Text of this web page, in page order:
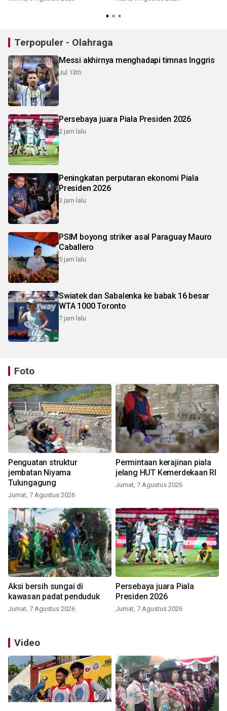
Terpopuler - Olahraga
Messi akhirnya menghadapi timnas Inggris
Jul 13th
Persebaya juara Piala Presiden 2026
2 jam lalu
Peningkatan perputaran ekonomi Piala
Presiden 2026
3 jam lalu
PSIM boyong striker asal Paraguay Mauro
Caballero
5 jam lalu
Swiatek dan Sabalenka ke babak 16 besar
WTA 1000 Toronto
7 jam lalu
Foto
Penguatan struktur
jembatan Niyama
Tulungagung
Jumat, 7 Agustus 2026
Permintaan kerajinan piala
jelang HUT Kemerdekaan RI
Jumat, 7 Agustus 2026
Aksi bersih sungai di
kawasan padat penduduk
Jumat, 7 Agustus 2026
Persebaya juara Piala
Presiden 2026
Jumat, 7 Agustus 2026
Video